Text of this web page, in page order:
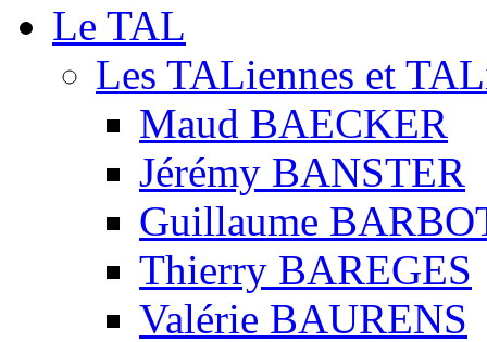
Le TAL
Les TALiennes et
Maud BAECKER
Jérémy BANSTER
Guillaume
Thierry BAREGES
Valérie BAURENS